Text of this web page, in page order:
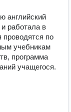
английский
работала в
по
учебникам
программа
учащегося.